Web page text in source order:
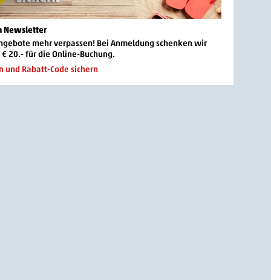
Newsletter
mehr verpassen! Bei Anmeldung schenken wir
20.- für die Online-Buchung.
und Rabatt-Code sichern